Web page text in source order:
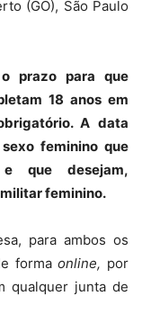
(GO), São Paulo
prazo para que
18 anos em
A data
feminino que
que desejam,
feminino.
para ambos os
formaonline, por
qualquer junta de